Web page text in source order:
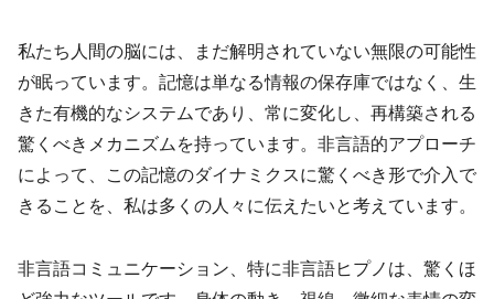
私たち人間の脳には、まだ解明されていない無限の可能性
が眠っています。記憶は単なる情報の保存庫ではなく、生
きた有機的なシステムであり、常に変化し、再構築される
驚くべきメカニズムを持っています。非言語的アプローチ
によって、この記憶のダイナミクスに驚くべき形で介入で
きることを、私は多くの人々に伝えたいと考えています。
非言語コミュニケーション、特に非言語ヒプノは、驚くほ